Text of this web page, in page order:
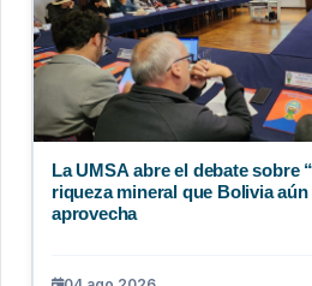
La UMSA abre el debate sobre
riqueza mineral que Bolivia
aprovecha